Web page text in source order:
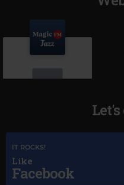
Magic Jazz
RICK HALE
IT ROCKS!
Like
Facebook